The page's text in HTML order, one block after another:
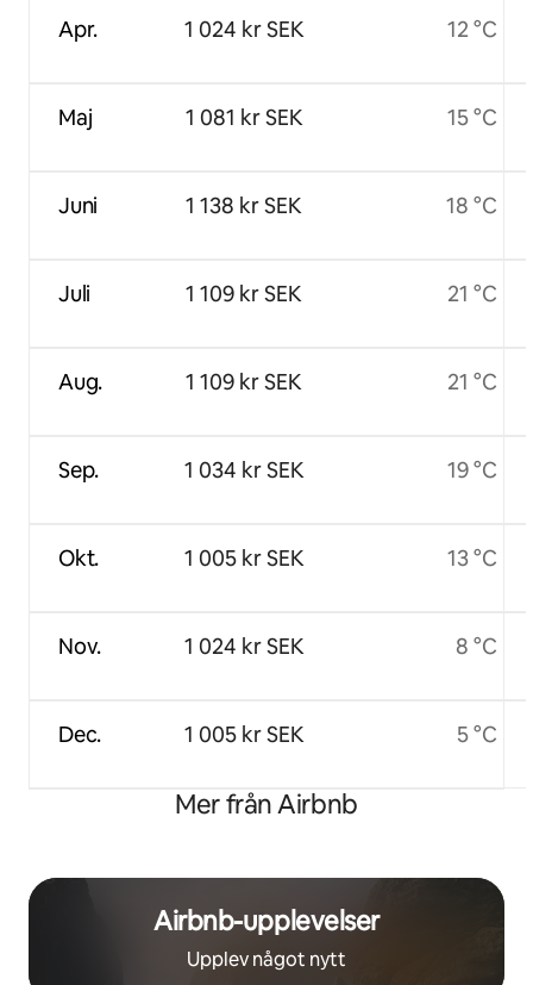
Apr.
Maj
Juni
Juli
Aug.
Sep.
Okt.
Nov.
Dec.
1 024 kr SEK
1 081 kr SEK
1 138 kr SEK
1 109 kr SEK
1 109 kr SEK
1 034 kr SEK
1 005 kr SEK
1 024 kr SEK
1 005 kr SEK
12 °C
15 °C
18 °C
21 °C
21 °C
19 °C
13 °C
8 °C
5 °C
Mer från Airbnb
Airbnb-upplevelser
Upplev något nytt